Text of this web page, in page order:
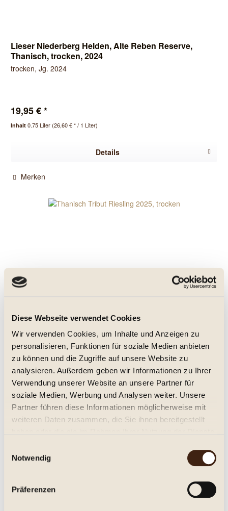
Diese Webseite verwendet Cookies
Wir verwenden Cookies, um Inhalte und Anzeigen zu
personalisieren, Funktionen für soziale Medien anbieten
zu können und die Zugriffe auf unsere Website zu
analysieren. Außerdem geben wir Informationen zu Ihrer
Verwendung unserer Website an unsere Partner für
soziale Medien, Werbung und Analysen weiter. Unsere
Partner führen diese Informationen möglicherweise mit
weiteren Daten zusammen, die Sie ihnen bereitgestellt
Notwendig
Präferenzen
Lieser Niederberg Helden, Alte Reben Reserve,
Thanisch, trocken, 2024
trocken, Jg. 2024
19,95 € *
Inhalt0.75 Liter(26,60 € * / 1 Liter)
Details
Merken
trocken, Jg. 2025
9,45 € *
Inhalt0.75 Liter (12,60 € * / 1 Liter)
Details